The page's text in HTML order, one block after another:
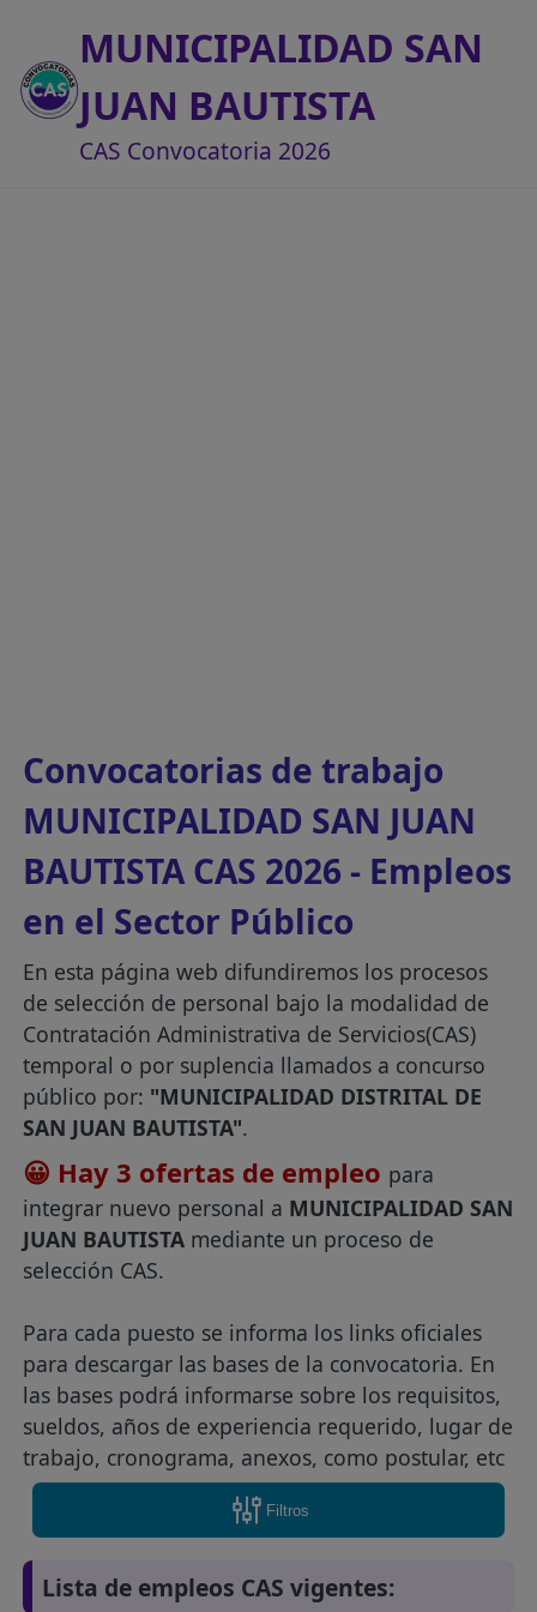
MUNICIPALIDAD SAN
JUAN BAUTISTA
CAS Convocatoria 2026
Convocatorias de trabajo
MUNICIPALIDAD SAN JUAN
BAUTISTA CAS 2026 - Empleos
en el Sector Público
En esta página web difundiremos los procesos
de selección de personal bajo la modalidad de
Contratación Administrativa de Servicios(CAS)
temporal o por suplencia llamados a concurso
público por: "MUNICIPALIDAD DISTRITAL DE
SAN JUAN BAUTISTA".
😀 Hay 3 ofertas de empleo para
integrar nuevo personal a MUNICIPALIDAD SAN
JUAN BAUTISTA mediante un proceso de
selección CAS.
Para cada puesto se informa los links oficiales
para descargar las bases de la convocatoria. En
las bases podrá informarse sobre los requisitos,
sueldos, años de experiencia requerido, lugar de
trabajo, cronograma, anexos, como postular, etc
Filtros
Lista de empleos CAS vigentes: